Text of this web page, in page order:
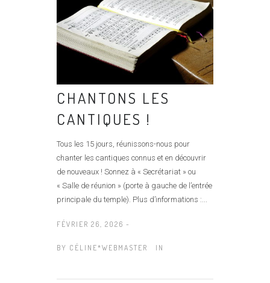
CHANTONS LES
CANTIQUES !
Tous les 15 jours, réunissons-nous pour
chanter les cantiques connus et en découvrir
de nouveaux ! Sonnez à « Secrétariat » ou
« Salle de réunion » (porte à gauche de l’entrée
principale du temple). Plus d’informations :...
FÉVRIER 26, 2026 -
BY CÉLINE*WEBMASTER IN